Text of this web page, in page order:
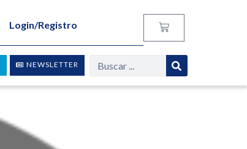
Login/Registro
NEWSLETTER